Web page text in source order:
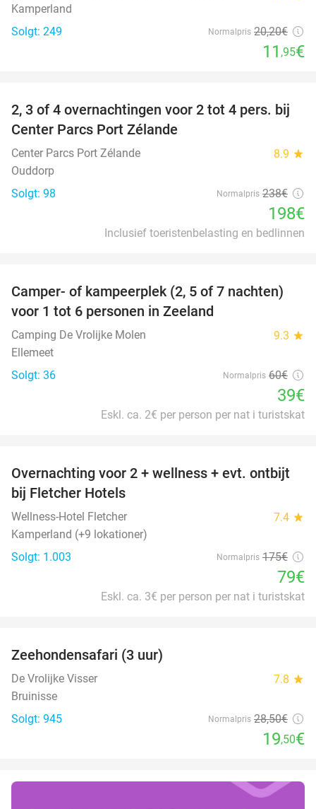
Kamperland
Solgt: 249
Normalpris 20,20€
11 ,95€
17%
2, 3 of 4 overnachtingen voor 2 tot 4 pers. bij
Center Parcs Port Zélande
Center Parcs Port Zélande 8.9 star
Ouddorp
Solgt: 98
Normalpris 238€
198€
Inclusief toeristenbelasting en bedlinnen
35%
Camper- of kampeerplek (2, 5 of 7 nachten)
voor 1 tot 6 personen in Zeeland
Camping De Vrolijke Molen 9.3 star
Ellemeet
Solgt: 36
Normalpris 60€
39€
Eskl. ca. 2€ per person per nat i turistskat
55%
Overnachting voor 2 + wellness + evt. ontbijt
bij Fletcher Hotels
Wellness-Hotel Fletcher 7.4 star
Kamperland (+9 lokationer)
Solgt: 1.003
Normalpris 175€
79€
Eskl. ca. 3€ per person per nat i turistskat
Zeehondensafari (3 uur)
De Vrolijke Visser 7.8 star
Bruinisse
Solgt: 945
Normalpris 28,50€
19,50€